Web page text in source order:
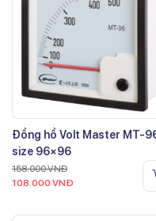
Đồng hồ Volt Master MT-
size 96×96
158.000VNĐ
108.000 VNĐ